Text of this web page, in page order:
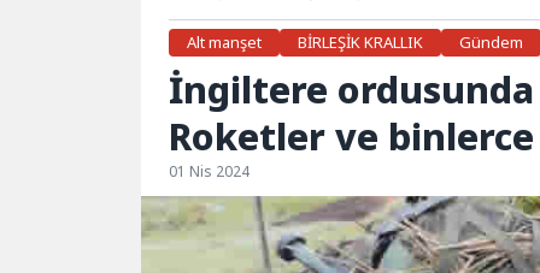
Alt manşet BİRLEŞİK KRALLIK Gündem
İngiltere ordusunda
Roketler ve
01 Nis 2024